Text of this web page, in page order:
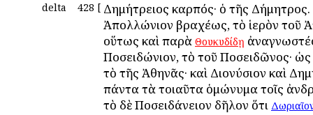
delta 428 [ Δημήτρειος καρπός· ὁ τῆς Δήμητρος.
Ἀπολλώνιον βραχέως, τὸ ἱερὸν τοῦ
οὕτως καὶ παρὰ Θουκυδίδῃ
Ποσειδώνιον, τὸ τοῦ Ποσειδῶνος·
τὸ τῆς Ἀθηνᾶς· καὶ Διονύσιον καὶ
πάντα τὰ τοιαῦτα ὁμώνυμα τοῖς
τὸ δὲ Ποσειδάνειον δῆλον ὅτι